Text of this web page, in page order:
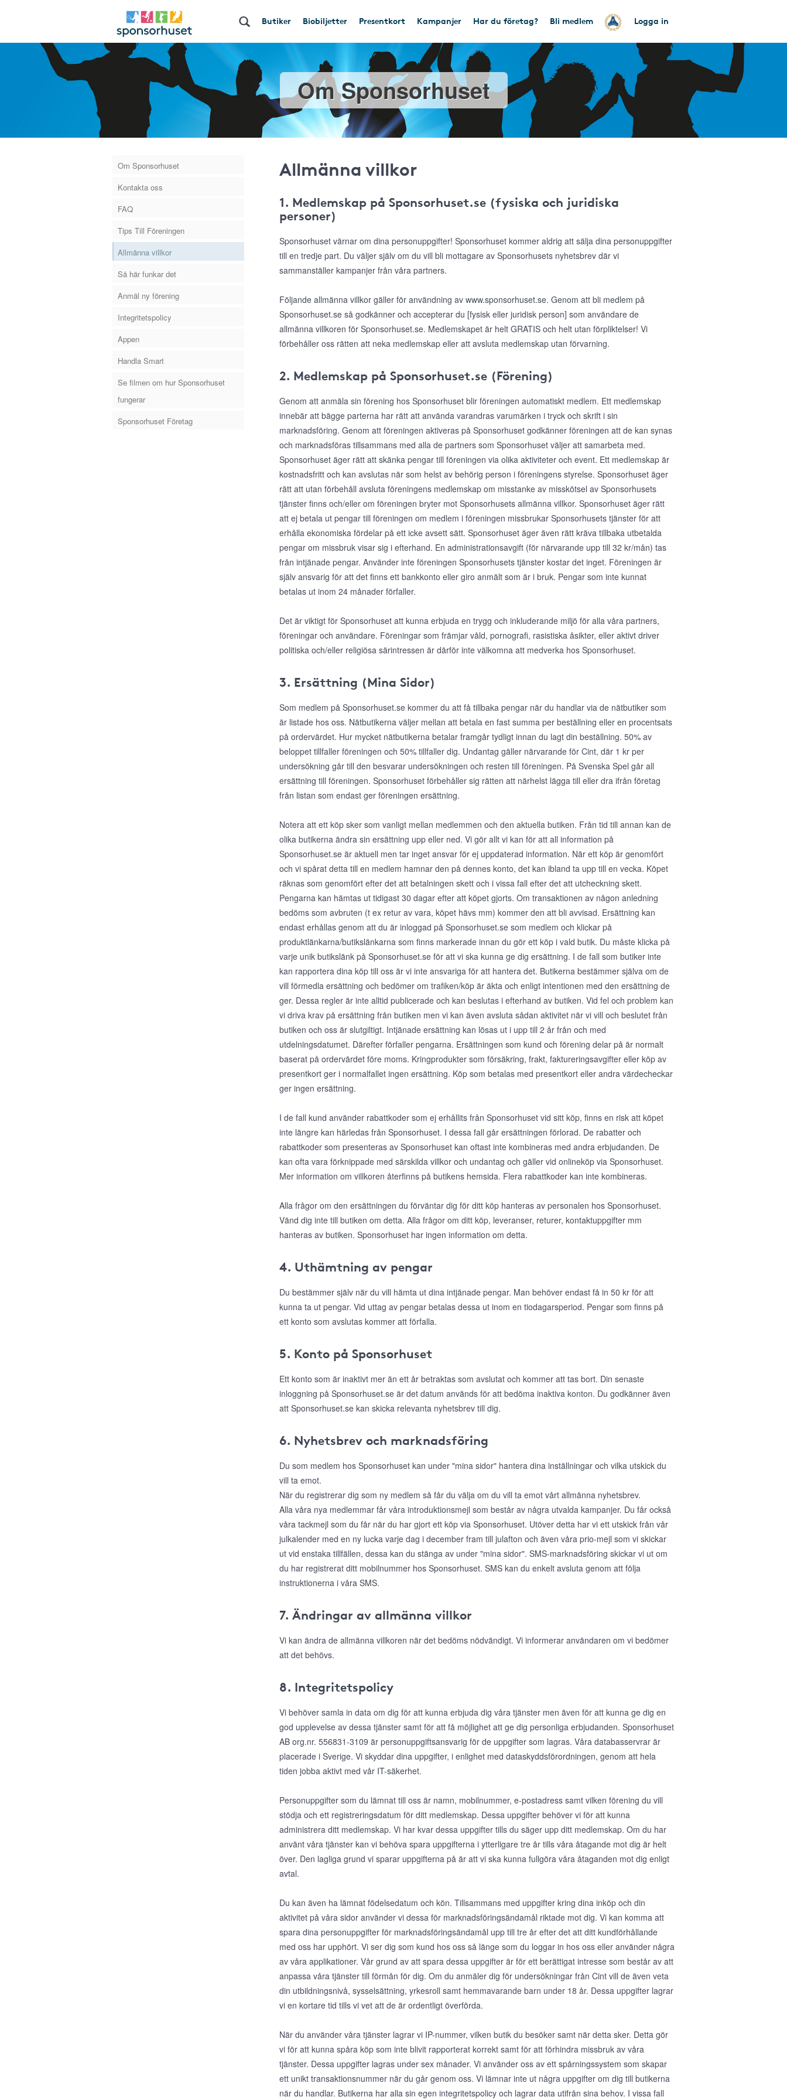
Butiker Biobiljetter Presentkort Kampanjer Har du företag? Bli medlem Logga in
Om Sponsorhuset
Om Sponsorhuset
Kontakta oss
FAQ
Tips Till Föreningen
Allmänna villkor
Så här funkar det
Anmäl ny förening
Integritetspolicy
Appen
Handla Smart
Se filmen om hur Sponsorhuset
fungerar
Sponsorhuset Företag
Allmänna villkor
1. Medlemskap på Sponsorhuset.se (fysiska och juridiska
personer)
Sponsorhuset värnar om dina personuppgifter! Sponsorhuset kommer aldrig att sälja dina personuppgifter
till en tredje part. Du väljer själv om du vill bli mottagare av Sponsorhusets nyhetsbrev där vi
sammanställer kampanjer från våra partners.
Följande allmänna villkor gäller för användning av www.sponsorhuset.se. Genom att bli medlem på
Sponsorhuset.se så godkänner och accepterar du [fysisk eller juridisk person] som användare de
allmänna villkoren för Sponsorhuset.se. Medlemskapet är helt GRATIS och helt utan förpliktelser! Vi
förbehåller oss rätten att neka medlemskap eller att avsluta medlemskap utan förvarning.
2. Medlemskap på Sponsorhuset.se (Förening)
Genom att anmäla sin förening hos Sponsorhuset blir föreningen automatiskt medlem. Ett medlemskap
innebär att bägge parterna har rätt att använda varandras varumärken i tryck och skrift i sin
marknadsföring. Genom att föreningen aktiveras på Sponsorhuset godkänner föreningen att de kan synas
och marknadsföras tillsammans med alla de partners som Sponsorhuset väljer att samarbeta med.
Sponsorhuset äger rätt att skänka pengar till föreningen via olika aktiviteter och event. Ett medlemskap är
kostnadsfritt och kan avslutas när som helst av behörig person i föreningens styrelse. Sponsorhuset äger
rätt att utan förbehåll avsluta föreningens medlemskap om misstanke av misskötsel av Sponsorhusets
tjänster finns och/eller om föreningen bryter mot Sponsorhusets allmänna villkor. Sponsorhuset äger rätt
att ej betala ut pengar till föreningen om medlem i föreningen missbrukar Sponsorhusets tjänster för att
erhålla ekonomiska fördelar på ett icke avsett sätt. Sponsorhuset äger även rätt kräva tillbaka utbetalda
pengar om missbruk visar sig i efterhand. En administrationsavgift (för närvarande upp till 32 kr/mån) tas
från intjänade pengar. Använder inte föreningen Sponsorhusets tjänster kostar det inget. Föreningen är
själv ansvarig för att det finns ett bankkonto eller giro anmält som är i bruk. Pengar som inte kunnat
betalas ut inom 24 månader förfaller.
Det är viktigt för Sponsorhuset att kunna erbjuda en trygg och inkluderande miljö för alla våra partners,
föreningar och användare. Föreningar som främjar våld, pornografi, rasistiska åsikter, eller aktivt driver
politiska och/eller religiösa särintressen är därför inte välkomna att medverka hos Sponsorhuset.
3. Ersättning (Mina Sidor)
Som medlem på Sponsorhuset.se kommer du att få tillbaka pengar när du handlar via de nätbutiker som
är listade hos oss. Nätbutikerna väljer mellan att betala en fast summa per beställning eller en procentsats
på ordervärdet. Hur mycket nätbutikerna betalar framgår tydligt innan du lagt din beställning. 50% av
beloppet tillfaller föreningen och 50% tillfaller dig. Undantag gäller närvarande för Cint, där 1 kr per
undersökning går till den besvarar undersökningen och resten till föreningen. På Svenska Spel går all
ersättning till föreningen. Sponsorhuset förbehåller sig rätten att närhelst lägga till eller dra ifrån företag
från listan som endast ger föreningen ersättning.
Notera att ett köp sker som vanligt mellan medlemmen och den aktuella butiken. Från tid till annan kan de
olika butikerna ändra sin ersättning upp eller ned. Vi gör allt vi kan för att all information på
Sponsorhuset.se är aktuell men tar inget ansvar för ej uppdaterad information. När ett köp är genomfört
och vi spårat detta till en medlem hamnar den på dennes konto, det kan ibland ta upp till en vecka. Köpet
räknas som genomfört efter det att betalningen skett och i vissa fall efter det att utcheckning skett.
Pengarna kan hämtas ut tidigast 30 dagar efter att köpet gjorts. Om transaktionen av någon anledning
bedöms som avbruten (t ex retur av vara, köpet hävs mm) kommer den att bli avvisad. Ersättning kan
endast erhållas genom att du är inloggad på Sponsorhuset.se som medlem och klickar på
produktlänkarna/butikslänkarna som finns markerade innan du gör ett köp i vald butik. Du måste klicka på
varje unik butikslänk på Sponsorhuset.se för att vi ska kunna ge dig ersättning. I de fall som butiker inte
kan rapportera dina köp till oss är vi inte ansvariga för att hantera det. Butikerna bestämmer själva om de
vill förmedla ersättning och bedömer om trafiken/köp är äkta och enligt intentionen med den ersättning de
ger. Dessa regler är inte alltid publicerade och kan beslutas i efterhand av butiken. Vid fel och problem kan
vi driva krav på ersättning från butiken men vi kan även avsluta sådan aktivitet när vi vill och beslutet från
butiken och oss är slutgiltigt. Intjänade ersättning kan lösas ut i upp till 2 år från och med
utdelningsdatumet. Därefter förfaller pengarna. Ersättningen som kund och förening delar på är normalt
baserat på ordervärdet före moms. Kringprodukter som försäkring, frakt, faktureringsavgifter eller köp av
presentkort ger i normalfallet ingen ersättning. Köp som betalas med presentkort eller andra värdecheckar
ger ingen ersättning.
I de fall kund använder rabattkoder som ej erhållits från Sponsorhuset vid sitt köp, finns en risk att köpet
inte längre kan härledas från Sponsorhuset. I dessa fall går ersättningen förlorad. De rabatter och
rabattkoder som presenteras av Sponsorhuset kan oftast inte kombineras med andra erbjudanden. De
kan ofta vara förknippade med särskilda villkor och undantag och gäller vid onlineköp via Sponsorhuset.
Mer information om villkoren återfinns på butikens hemsida. Flera rabattkoder kan inte kombineras.
Alla frågor om den ersättningen du förväntar dig för ditt köp hanteras av personalen hos Sponsorhuset.
Vänd dig inte till butiken om detta. Alla frågor om ditt köp, leveranser, returer, kontaktuppgifter mm
hanteras av butiken. Sponsorhuset har ingen information om detta.
4. Uthämtning av pengar
Du bestämmer själv när du vill hämta ut dina intjänade pengar. Man behöver endast få in 50 kr för att
kunna ta ut pengar. Vid uttag av pengar betalas dessa ut inom en tiodagarsperiod. Pengar som finns på
ett konto som avslutas kommer att förfalla.
5. Konto på Sponsorhuset
Ett konto som är inaktivt mer än ett år betraktas som avslutat och kommer att tas bort. Din senaste
inloggning på Sponsorhuset.se är det datum används för att bedöma inaktiva konton. Du godkänner även
att Sponsorhuset.se kan skicka relevanta nyhetsbrev till dig.
6. Nyhetsbrev och marknadsföring
Du som medlem hos Sponsorhuset kan under "mina sidor" hantera dina inställningar och vilka utskick du
vill ta emot.
När du registrerar dig som ny medlem så får du välja om du vill ta emot vårt allmänna nyhetsbrev.
Alla våra nya medlemmar får våra introduktionsmejl som består av några utvalda kampanjer. Du får också
våra tackmejl som du får när du har gjort ett köp via Sponsorhuset. Utöver detta har vi ett utskick från vår
julkalender med en ny lucka varje dag i december fram till julafton och även våra prio-mejl som vi skickar
ut vid enstaka tillfällen, dessa kan du stänga av under "mina sidor". SMS-marknadsföring skickar vi ut om
du har registrerat ditt mobilnummer hos Sponsorhuset. SMS kan du enkelt avsluta genom att följa
instruktionerna i våra SMS.
7. Ändringar av allmänna villkor
Vi kan ändra de allmänna villkoren när det bedöms nödvändigt. Vi informerar användaren om vi bedömer
att det behövs.
8. Integritetspolicy
Vi behöver samla in data om dig för att kunna erbjuda dig våra tjänster men även för att kunna ge dig en
god upplevelse av dessa tjänster samt för att få möjlighet att ge dig personliga erbjudanden. Sponsorhuset
AB org.nr. 556831-3109 är personuppgiftsansvarig för de uppgifter som lagras. Våra databasservrar är
placerade i Sverige. Vi skyddar dina uppgifter, i enlighet med dataskyddsförordningen, genom att hela
tiden jobba aktivt med vår IT-säkerhet.
Personuppgifter som du lämnat till oss är namn, mobilnummer, e-postadress samt vilken förening du vill
stödja och ett registreringsdatum för ditt medlemskap. Dessa uppgifter behöver vi för att kunna
administrera ditt medlemskap. Vi har kvar dessa uppgifter tills du säger upp ditt medlemskap. Om du har
använt våra tjänster kan vi behöva spara uppgifterna i ytterligare tre år tills våra åtagande mot dig är helt
över. Den lagliga grund vi sparar uppgifterna på är att vi ska kunna fullgöra våra åtaganden mot dig enligt
avtal.
Du kan även ha lämnat födelsedatum och kön. Tillsammans med uppgifter kring dina inköp och din
aktivitet på våra sidor använder vi dessa för marknadsföringsändamål riktade mot dig. Vi kan komma att
spara dina personuppgifter för marknadsföringsändamål upp till tre år efter det att ditt kundförhållande
med oss har upphört. Vi ser dig som kund hos oss så länge som du loggar in hos oss eller använder några
av våra applikationer. Vår grund av att spara dessa uppgifter är för ett berättigat intresse som består av att
anpassa våra tjänster till förmån för dig. Om du anmäler dig för undersökningar från Cint vill de även veta
din utbildningsnivå, sysselsättning, yrkesroll samt hemmavarande barn under 18 år. Dessa uppgifter lagrar
vi en kortare tid tills vi vet att de är ordentligt överförda.
När du använder våra tjänster lagrar vi IP-nummer, vilken butik du besöker samt när detta sker. Detta gör
vi för att kunna spåra köp som inte blivit rapporterat korrekt samt för att förhindra missbruk av våra
tjänster. Dessa uppgifter lagras under sex månader. Vi använder oss av ett spårningssystem som skapar
ett unikt transaktionsnummer när du går genom oss. Vi lämnar inte ut några uppgifter om dig till butikerna
när du handlar. Butikerna har alla sin egen integritetspolicy och lagrar data utifrån sina behov. I vissa fall